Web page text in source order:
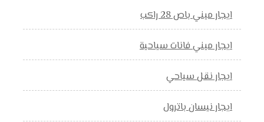
ايجار ميني باص 28 راكب
ايجار ميني فانات سياحية
ايجار نقل سياحي
ايجار نيسان باترول